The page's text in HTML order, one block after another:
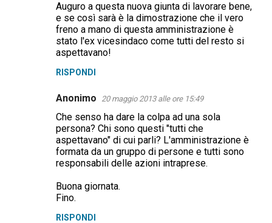
Auguro a questa nuova giunta di lavorare bene,
e se così sarà è la dimostrazione che il vero
freno a mano di questa amministrazione è
stato l'ex vicesindaco come tutti del resto si
aspettavano!
RISPONDI
Anonimo 20 maggio 2013 alle ore 15:49
Che senso ha dare la colpa ad una sola
persona? Chi sono questi "tutti che
aspettavano" di cui parli? L'amministrazione è
formata da un gruppo di persone e tutti sono
responsabili delle azioni intraprese.
Buona giornata.
Fino.
RISPONDI